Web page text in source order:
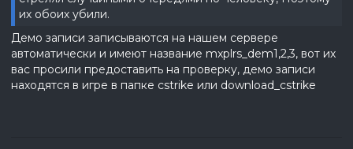
их обоих убили.
Демо записи записываются на нашем сервере
автоматически и имеют название mxplrs_dem1,2,3, вот их
вас просили предоставить на проверку, демо записи
находятся в игре в папке cstrike или download_cstrike